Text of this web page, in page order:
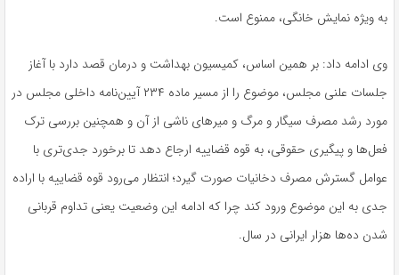
به ویژه نمایش خانگی، ممنوع است.
وی ادامه داد: بر همین اساس، کمیسیون بهداشت و درمان قصد دارد با آغاز
جلسات علنی مجلس، موضوع را از مسیر ماده ۲۳۴ آیین‌نامه داخلی مجلس در
مورد رشد مصرف سیگار و مرگ و میرهای ناشی از آن و همچنین بررسی ترک
فعل‌ها و پیگیری حقوقی، به قوه قضاییه ارجاع دهد تا برخورد جدی‌تری با
عوامل گسترش مصرف دخانیات صورت گیرد؛ انتظار می‌رود قوه قضاییه با اراده
جدی به این موضوع ورود کند چرا که ادامه این وضعیت یعنی تداوم قربانی
شدن ده‌ها هزار ایرانی در سال.